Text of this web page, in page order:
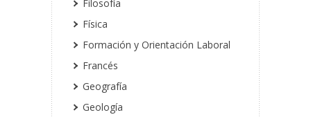
Filosofía
Física
Formación y Orientación Laboral
Francés
Geografía
Geología